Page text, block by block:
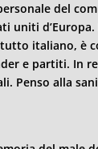
del
uniti d’Europa.
italiano, è
e partiti. In
Penso alla